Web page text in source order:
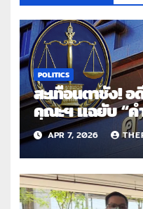
POLITICS
สะเทือนตาชั่ง!
คณะฯ แฉยับ “ค
ชื่อคนเกษียณล
ศาลอาญาคดีทุจ
ปกครองสูงสุด
ประธานฯ
APR 7, 2026